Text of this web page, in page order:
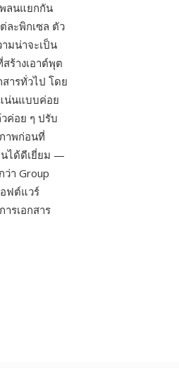
ลนแยกกัน
ละพิกเซล ตัว
มน่าจะเป็น
ร้างเอาต์พุต
ารทั่วไป โดย
น่นแบบค่อย
ค่อย ๆ ปรับ
าพก่อนที่
นได้ดีเยี่ยม —
า Group
ฟต์แวร์
รเอกสาร